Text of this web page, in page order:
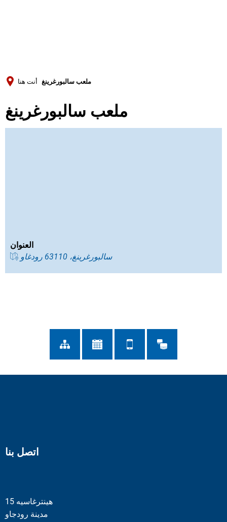
أنت هنا ملعب سالبورغرينغ
ملعب سالبورغرينغ
العنوان
سالبورغرينغ، 63110 رودغاو
اتصل بنا
هينترغاسيه 15
مدينة رودجاو